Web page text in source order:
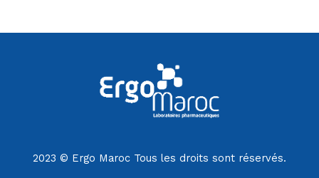
2023 © Ergo Maroc Tous les droits sont réservés.